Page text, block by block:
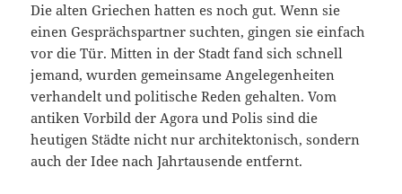
Die alten Griechen hatten es noch gut. Wenn sie
einen Gesprächspartner suchten, gingen sie einfach
vor die Tür. Mitten in der Stadt fand sich schnell
jemand, wurden gemeinsame Angelegenheiten
verhandelt und politische Reden gehalten. Vom
antiken Vorbild der Agora und Polis sind die
heutigen Städte nicht nur architektonisch, sondern
auch der Idee nach Jahrtausende entfernt.